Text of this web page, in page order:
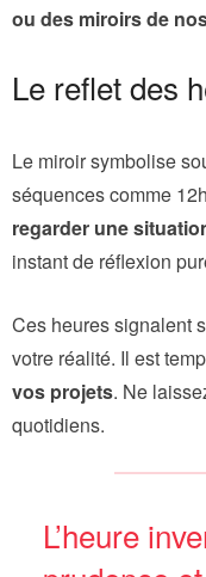
ou des miroirs de
Le reflet des
Le miroir symbolise
séquences comme
regarder une
instant de réflexion
Ces heures signalent
votre réalité. Il est
vos projets. Ne
quotidiens.
L’heure